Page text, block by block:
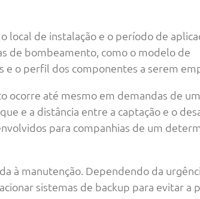
de instalação e o período de
de bombeamento, como o modelo de
o perfil dos componentes a serem
ocorre até mesmo em demandas de
e a distância entre a captação e o
para companhias de um
à manutenção. Dependendo da
sistemas de backup para evitar a